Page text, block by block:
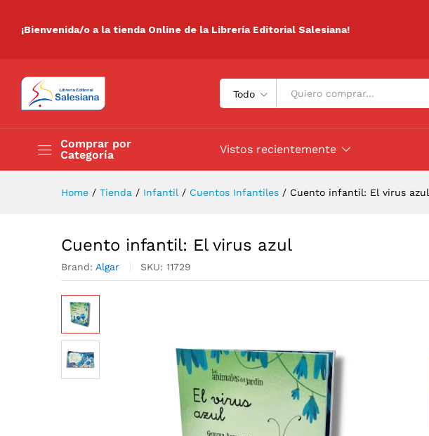
¡Bienvenida/o a la tienda Online de la Librería Editorial Salesiana!
Todo
Comprar por
Categoría
Promociones
Vistos recientemente
Home / Tienda / Infantil / Cuentos Infantiles / Cuento infantil: El virus azul
Cuento infantil: El virus azul
Brand: Algar SKU: 11729